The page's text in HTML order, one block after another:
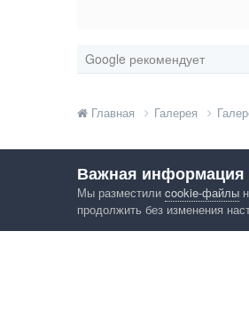
Google рекомендует
Главная Галерея
Важная информация
Мы разместили cookie-файлы
продолжить без изменения